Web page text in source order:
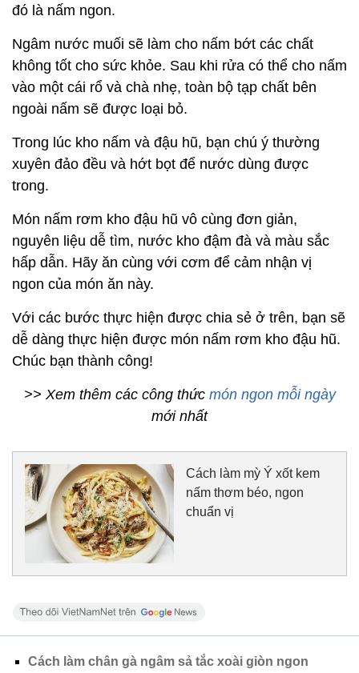
đó là nấm ngon.
Ngâm nước muối sẽ làm cho nấm bớt các chất
không tốt cho sức khỏe. Sau khi rửa có thể cho nấm
vào một cái rổ và chà nhẹ, toàn bộ tạp chất bên
ngoài nấm sẽ được loại bỏ.
Trong lúc kho nấm và đậu hũ, bạn chú ý thường
xuyên đảo đều và hớt bọt để nước dùng được
trong.
Món nấm rơm kho đậu hũ vô cùng đơn giản,
nguyên liệu dễ tìm, nước kho đậm đà và màu sắc
hấp dẫn. Hãy ăn cùng với cơm để cảm nhận vị
ngon của món ăn này.
Với các bước thực hiện được chia sẻ ở trên, bạn sẽ
dễ dàng thực hiện được món nấm rơm kho đậu hũ.
Chúc bạn thành công!
>> Xem thêm các công thức món ngon mỗi ngày
mới nhất
Cách làm mỳ Ý xốt kem
nấm thơm béo, ngon
chuẩn vị
Cách làm chân gà ngâm sả tắc xoài giòn ngon